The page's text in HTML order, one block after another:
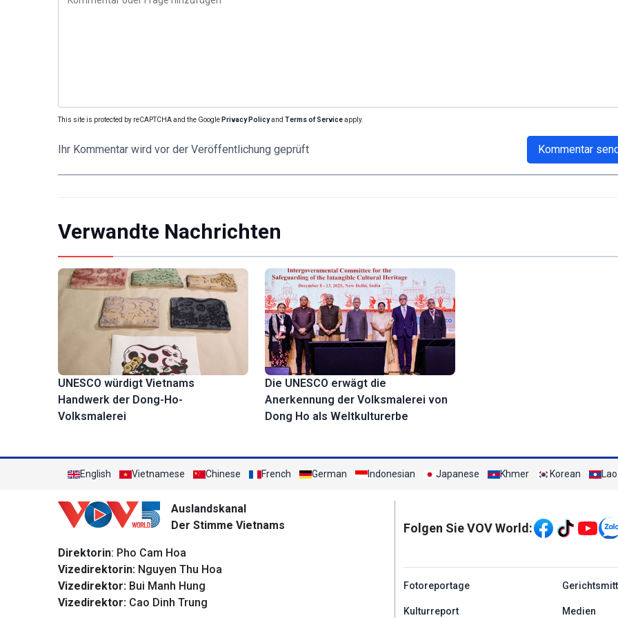
This site is protected by reCAPTCHA and the Google Privacy Policyand Terms of Serviceapply.
Ihr Kommentar wird vor der Veröffentlichung geprüft Kommentar
Verwandte Nachrichten
UNESCO würdigt Vietnams
Handwerk der Dong-Ho-
Volksmalerei
Die UNESCO erwägt die
Anerkennung der Volksmalerei von
Dong Ho als Weltkulturerbe
English Vietnamese Chinese French German Indonesian Japanese Khmer Korean Lao
Auslandskanal
Der Stimme Vietnams
Direktorin: Pho Cam Hoa
Vizedirektorin: Nguyen Thu Hoa
Vizedirektor: Bui Manh Hung
Vizedirektor: Cao Dinh Trung
Folgen Sie VOV World:
menu footer tiếng
Fotoreportage
Kulturreport Medien